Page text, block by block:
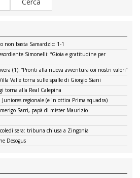
non basta Samardzic: 1-1
Simonelli: “Gioia e gratitudine per
(1): “Pronti alla nuova avventura coi nostri valori”
Valle torna sulle spalle di Giorgio Siani
torna alla Real Calepina
regionale (e in ottica Prima squadra)
Sarri, papà di mister Maurizio
sera: tribuna chiusa a Zingonia
Desogus